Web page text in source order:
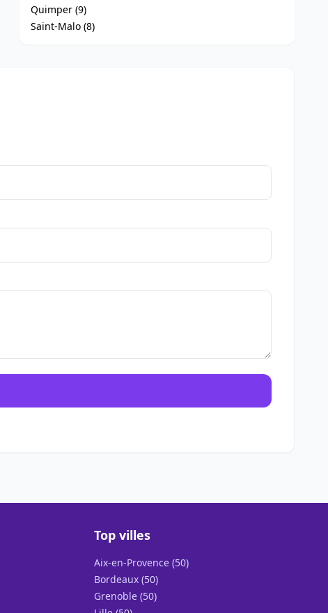
Quimper (9)
Saint-Malo (8)
Top villes
Aix-en-Provence (50)
Bordeaux (50)
Grenoble (50)